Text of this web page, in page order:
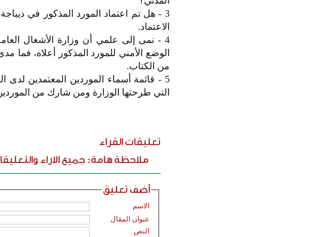
3 - هل تم اعتماد المورد المذكور في
الاعتماد.
4 - نمى إلى علمي أن وزارة الأشغال
الوضع الأمني للمورد المذكور أعلاه،
من الكتاب.
5 - قائمة أسماء الموردين المعتمدين لدى
التي طرحتها الوزارة ومن شارك من
تعليقات القراء
ملاحظة هامة: جميع الاراء
أضف تعليق
الاسم
عنوان المقال
النص